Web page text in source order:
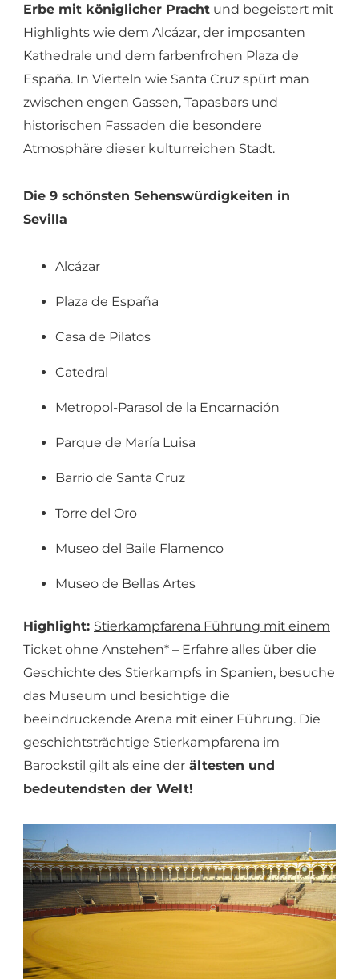
Erbe mit königlicher Pracht und begeistert mit
Highlights wie dem Alcázar, der imposanten
Kathedrale und dem farbenfrohen Plaza de
España. In Vierteln wie Santa Cruz spürt man
zwischen engen Gassen, Tapasbars und
historischen Fassaden die besondere
Atmosphäre dieser kulturreichen Stadt.
Die 9 schönsten Sehenswürdigkeiten in
Sevilla
Alcázar
Plaza de España
Casa de Pilatos
Catedral
Metropol-Parasol de la Encarnación
Parque de María Luisa
Barrio de Santa Cruz
Torre del Oro
Museo del Baile Flamenco
Museo de Bellas Artes
Highlight: Stierkampfarena Führung mit einem
Ticket ohne Anstehen* – Erfahre alles über die
Geschichte des Stierkampfs in Spanien, besuche
das Museum und besichtige die
beeindruckende Arena mit einer Führung. Die
geschichtsträchtige Stierkampfarena im
Barockstil gilt als eine der ältesten und
bedeutendsten der Welt!